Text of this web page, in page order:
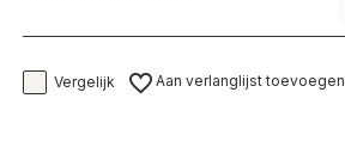
Vergelijk Aan verlanglijst toevoegen